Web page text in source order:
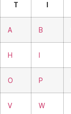
T I
A B
H I
O P
V W